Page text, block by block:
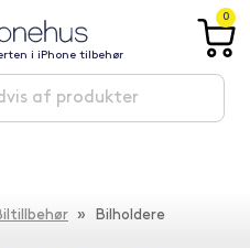
i iPhone tilbehør
0
» Bilholdere